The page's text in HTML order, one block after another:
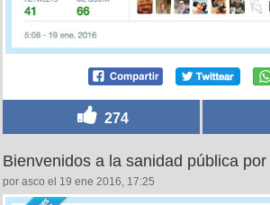
274
Bienvenidos a la sanidad pública
por asco el 19 ene 2016, 17:25